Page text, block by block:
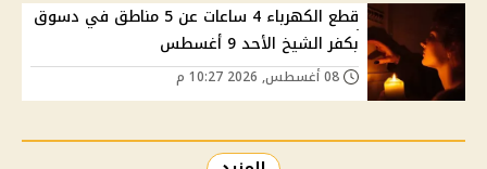
قطع الكهرباء 4 ساعات عن 5 مناطق في دسوق
بكفر الشيخ الأحد 9 أغسطس